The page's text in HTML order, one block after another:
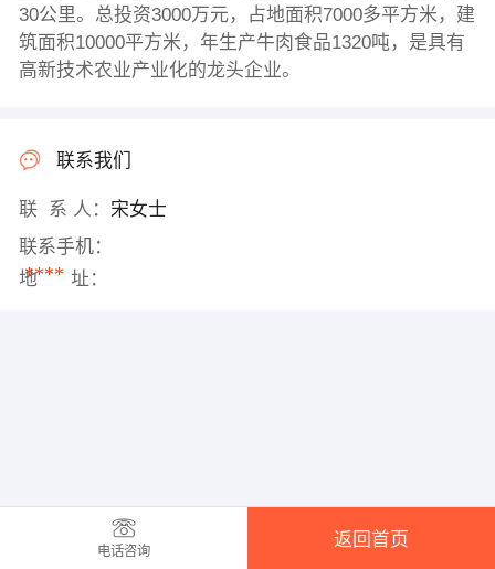
30公里。总投资3000万元，占地面积7000多平方米，建
筑面积10000平方米，年生产牛肉食品1320吨，是具有
高新技术农业产业化的龙头企业。
联系我们
联 系 人： 宋女士
联系手机：
****
地 址：
电话咨询
返回首页